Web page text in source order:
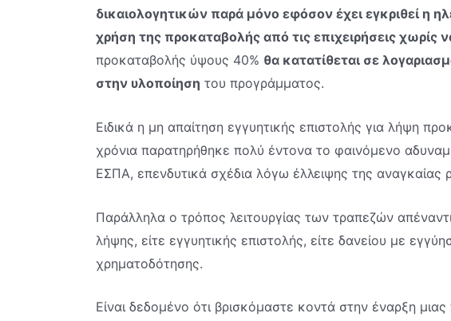
δικαιολογητικών παρά μόνο εφόσον έχει εγκριθεί η
χρήση της προκαταβολής από τις επιχειρήσεις χωρίς
προκαταβολής ύψους 40% θα κατατίθεται σε
στην υλοποίηση του προγράμματος.
Ειδικά η μη απαίτηση εγγυητικής επιστολής για λήψη
χρόνια παρατηρήθηκε πολύ έντονα το φαινόμενο
ΕΣΠΑ, επενδυτικά σχέδια λόγω έλλειψης της αναγκαίας
Παράλληλα ο τρόπος λειτουργίας των τραπεζών
λήψης, είτε εγγυητικής επιστολής, είτε δανείου με
χρηματοδότησης.
Είναι δεδομένο ότι βρισκόμαστε κοντά στην έναρξη